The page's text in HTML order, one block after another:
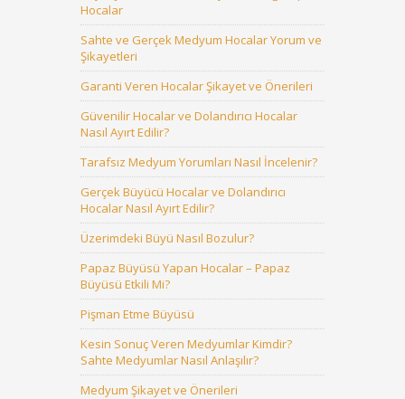
Hocalar
Sahte ve Gerçek Medyum Hocalar Yorum ve
Şikayetleri
Garanti Veren Hocalar Şikayet ve Önerileri
Güvenilir Hocalar ve Dolandırıcı Hocalar
Nasıl Ayırt Edilir?
Tarafsız Medyum Yorumları Nasıl İncelenir?
Gerçek Büyücü Hocalar ve Dolandırıcı
Hocalar Nasıl Ayırt Edilir?
Üzerimdeki Büyü Nasıl Bozulur?
Papaz Büyüsü Yapan Hocalar – Papaz
Büyüsü Etkili Mi?
Pişman Etme Büyüsü
Kesin Sonuç Veren Medyumlar Kimdir?
Sahte Medyumlar Nasıl Anlaşılır?
Medyum Şikayet ve Önerileri